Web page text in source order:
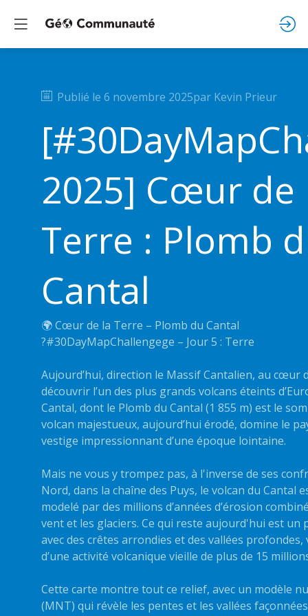
Publié le 6 novembre 2025par Kevin Prieur
2025] Cœur de
Terre : Plomb
Cantal
🌍 Cœur de la Terre – Plomb du Cantal
?#30DayMapChallengege – Jour 5 : Terre
Aujourd’hui, direction le Massif Cantalien, au cœur
découvrir l’un des plus grands volcans éteints
Cantal, dont le Plomb du Cantal (1 855 m) est le
volcan majestueux, aujourd’hui érodé, domine le
vestige impressionnant d’une époque lointaine.
Mais ne vous y trompez pas, à l'inverse de ses
Nord, dans la chaîne des Puys, le volcan du Cantal
modelé par des millions d’années d’érosion
vent et les glaciers. Ce qui reste aujourd'hui est un
avec des crêtes arrondies et des vallées
d’une activité volcanique vieille de plus de 15
Cette carte montre tout ce relief, avec un modèle
(MNT) qui révèle les pentes et les vallées